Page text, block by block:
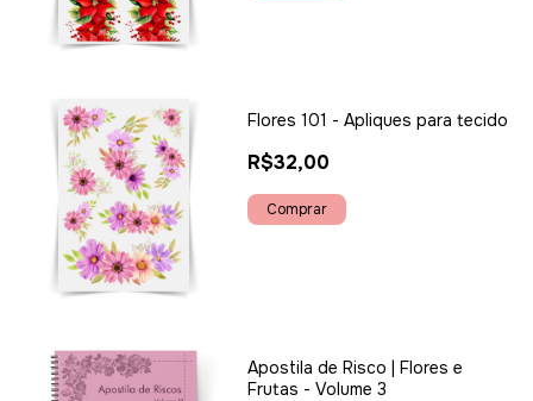
Flores 101 - Apliques para tecido
R$32,00
Apostila de Risco | Flores e
Frutas - Volume 3